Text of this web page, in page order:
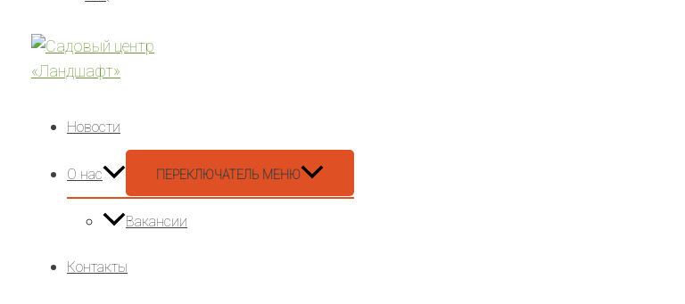
Новости
О нас ПЕРЕКЛЮЧАТЕЛЬ МЕНЮ
Вакансии
Контакты